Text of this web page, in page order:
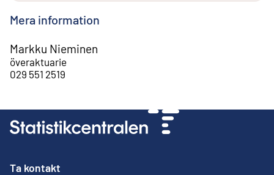
Mera information
Markku Nieminen
överaktuarie
029 551 2519
Ta kontakt